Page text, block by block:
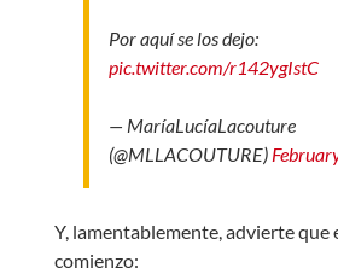
Por aquí se los dejo:
pic.twitter.com/r142ygIstC
— MaríaLucíaLacouture
(@MLLACOUTURE)
Y, lamentablemente, advierte que
comienzo: